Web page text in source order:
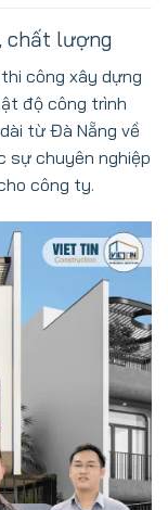
chất lượng
công xây dựng
độ công trình
từ Đà Nẵng về
sự chuyên nghiệp
công ty.